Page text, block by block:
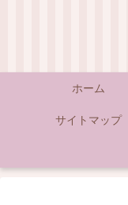
ホーム
サイトマップ